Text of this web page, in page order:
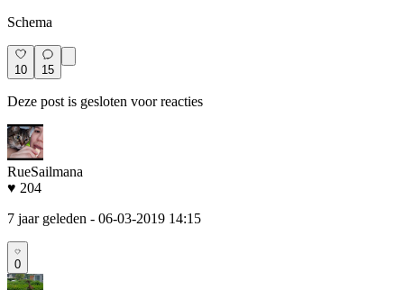
Schema
10 15
Deze post is gesloten voor reacties
RueSailmana
♥ 204
7 jaar geleden - 06-03-2019 14:15
0